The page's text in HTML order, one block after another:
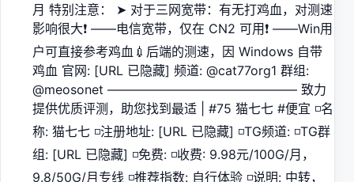
月 特别注意： ➤ 对于三网宽带：有无打鸡血，对测速
影响很大❗️ ——电信宽带，仅在 CN2 可用❗️ ——Win用
户可直接参考鸡血💉后端的测速，因 Windows 自带
鸡血 官网: [URL 已隐藏] 频道: @cat77org1 群组:
@meosonet ——————————————— 致力
提供优质评测，助您找到最适 | #75 猫七七 #便宜 ◽️名
称: 猫七七 ◽️注册地址: [URL 已隐藏] ◽️TG频道: ◽️TG群
组: [URL 已隐藏] ◽️免费: ◽️收费: 9.98元/100G/月，
9.8/50G/月专线 ◽️推荐指数: 自行体验 ◽️说明: 中转，